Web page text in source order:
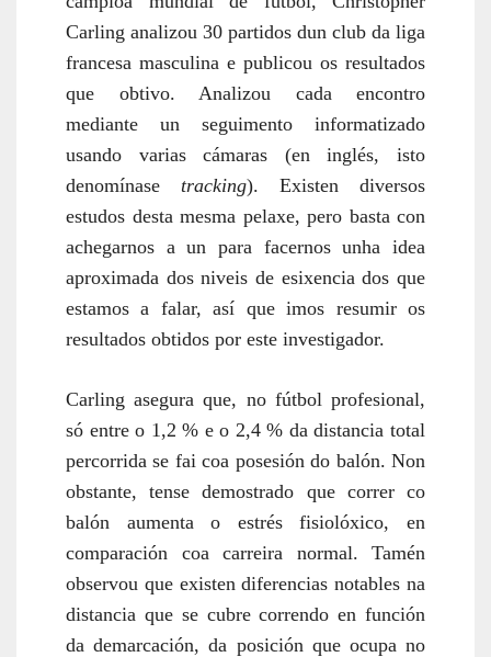
Carling analizou 30 partidos dun club da liga
francesa masculina e publicou os resultados
que obtivo. Analizou cada encontro
mediante un seguimento informatizado
usando varias cámaras (en inglés, isto
denomínase tracking). Existen diversos
estudos desta mesma pelaxe, pero basta con
achegarnos a un para facernos unha idea
aproximada dos niveis de esixencia dos que
estamos a falar, así que imos resumir os
resultados obtidos por este investigador.
Carling asegura que, no fútbol profesional,
só entre o 1,2 % e o 2,4 % da distancia total
percorrida se fai coa posesión do balón. Non
obstante, tense demostrado que correr co
balón aumenta o estrés fisiolóxico, en
comparación coa carreira normal. Tamén
observou que existen diferencias notables na
distancia que se cubre correndo en función
da demarcación, da posición que ocupa no